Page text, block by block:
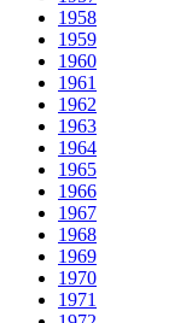
1958
1959
1960
1961
1962
1963
1964
1965
1966
1967
1968
1969
1970
1971